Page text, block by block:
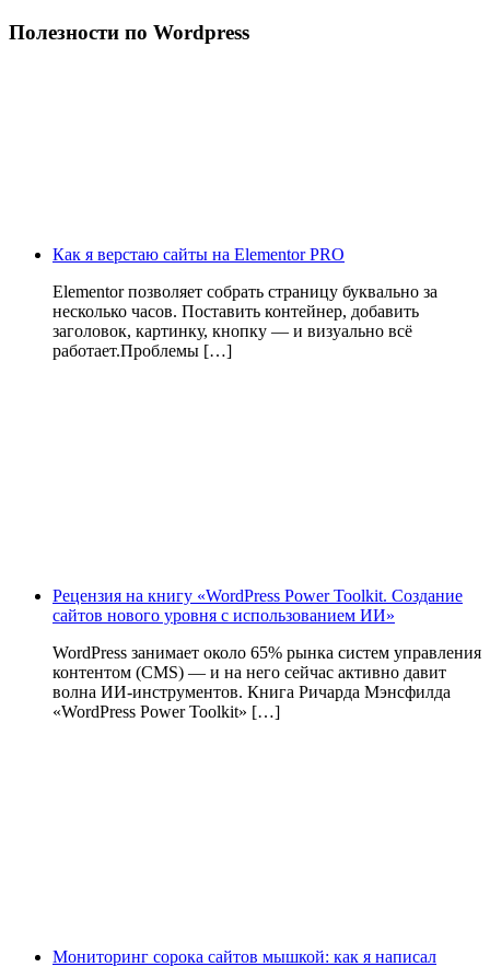
Полезности по Wordpress
Как я верстаю сайты на Elementor PRO
Elementor позволяет собрать страницу буквально за
несколько часов. Поставить контейнер, добавить
заголовок, картинку, кнопку — и визуально всё
работает.Проблемы […]
Рецензия на книгу «WordPress Power Toolkit. Создание
сайтов нового уровня с использованием ИИ»
WordPress занимает около 65% рынка систем управления
контентом (CMS) — и на него сейчас активно давит
волна ИИ‑инструментов. Книга Ричарда Мэнсфилда
«WordPress Power Toolkit» […]
Мониторинг сорока сайтов мышкой: как я написал